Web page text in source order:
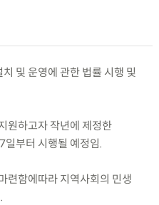
및 운영에 관한 법률 시행 및
원하고자 작년에 제정한
일부터 시행될 예정임.
련함에따라 지역사회의 민생